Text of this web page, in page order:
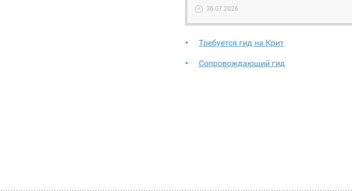
30.07.2026
Требуется гид на Крит
Сопровождающий гид